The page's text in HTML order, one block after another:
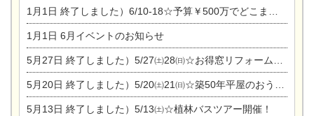
1月1日 終了しました）6/10-18☆予算￥500万でどこまでできるの？リフォーム相談会
1月1日 6月イベントのお知らせ
5月27日 終了しました）5/27㈯28㈰☆お得窓リフォーム個別相談会
5月20日 終了しました）5/20㈯21㈰☆築50年平屋のおうちリノベーション完成見学会
5月13日 終了しました）5/13㈯☆植林バスツアー開催！